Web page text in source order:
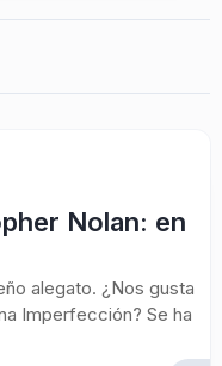
Nolan: en
alegato. ¿Nos gusta
Imperfección? Se ha